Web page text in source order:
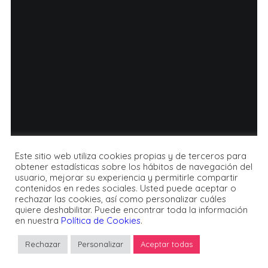
Este sitio web utiliza cookies propias y de terceros para
obtener estadísticas sobre los hábitos de navegación del
usuario, mejorar su experiencia y permitirle compartir
contenidos en redes sociales. Usted puede aceptar o
rechazar las cookies, así como personalizar cuáles
quiere deshabilitar. Puede encontrar toda la información
en nuestra Política de Cookies.
Rechazar Personalizar Aceptar todas